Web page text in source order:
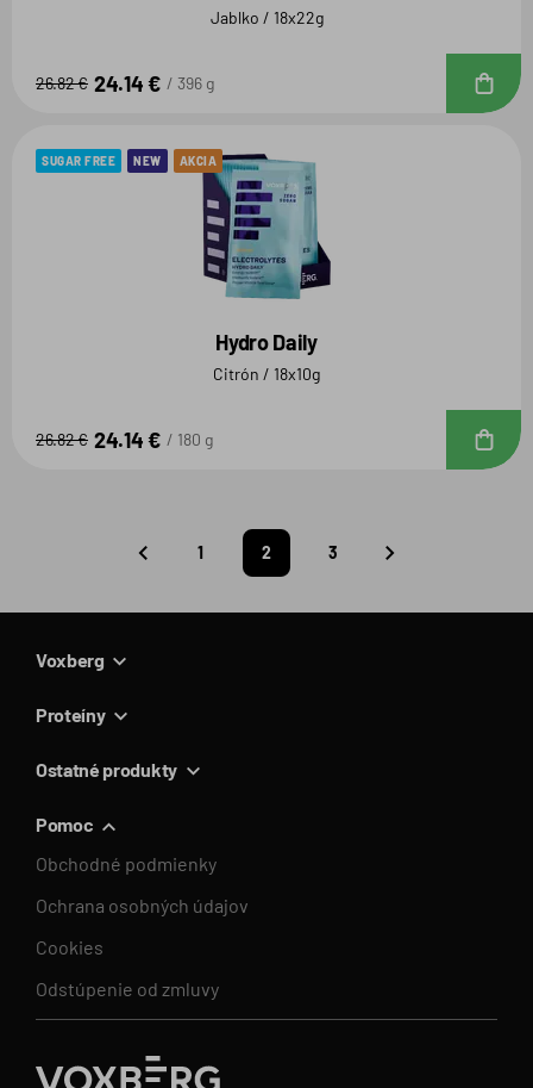
Jablko / 18x22g
26.82 € 24.14 € 396 g
SUGAR FREE NEW AKCIA
Hydro Daily
Citrón / 18x10g
26.82 € 24.14 € 180 g
Predchádzajúca
1 2 3
Nasledujúca
Voxberg
Proteíny
Ostatné produkty
Pomoc
Obchodné podmienky
Ochrana osobných údajov
Cookies
Odstúpenie od zmluvy